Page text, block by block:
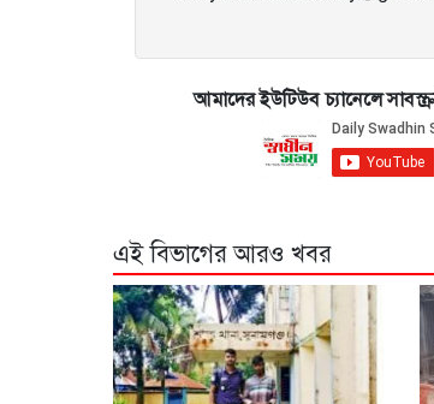
আমাদের ইউটিউব চ্যানেলে
এই বিভাগের আরও খবর